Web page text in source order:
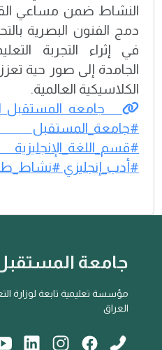
النشاط ضمن مساعي
دمج الفنون البصرية
في إثراء التجربة
الجامدة إلى صور حية
الكلاسيكية العالمية.
جامعه المستقبل
#أدب_إنجليزي
جامعة
مؤسسة تعليمية تابعة لوزارة
العراق